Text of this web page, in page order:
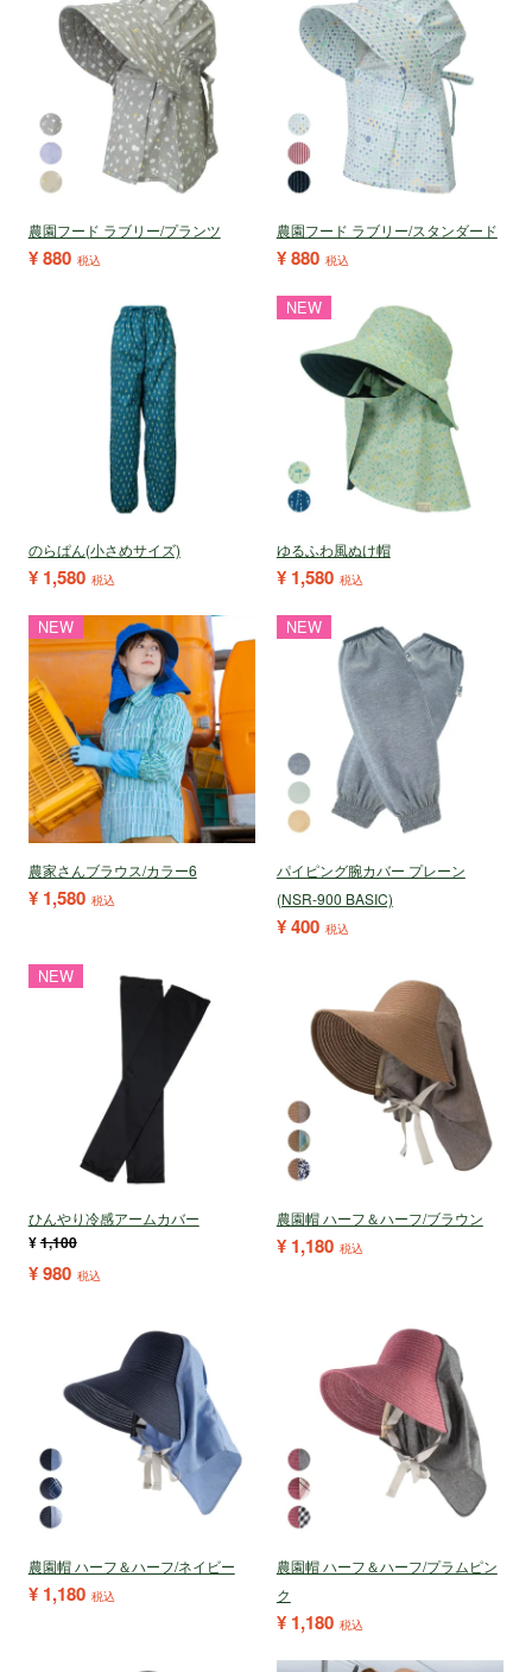
農園フード ラブリー/プランツ
¥880 税込
農園フード ラブリー/スタンダード
¥880 税込
のらぱん(小さめサイズ)
¥ 1,580 税込
NEW
ゆるふわ風ぬけ帽
¥ 1,580 税込
NEW
農家さんブラウス/カラー6
¥ 1,580 税込
NEW
パイピング腕カバー プレーン
(NSR-900 BASIC)
¥400 税込
NEW
ひんやり冷感アームカバー
¥1,100
¥980 税込
農園帽 ハーフ＆ハーフ/ブラウン
¥ 1,180 税込
農園帽 ハーフ＆ハーフ/ネイビー
¥ 1,180 税込
農園帽 ハーフ＆ハーフ/プラムピン
ク
¥ 1,180 税込